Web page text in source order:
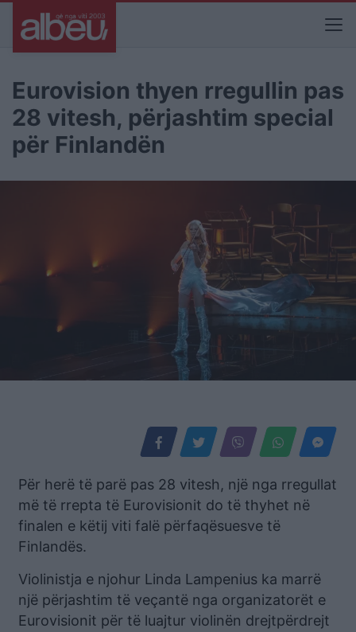
Eurovision thyen rregullin pas
28 vitesh, përjashtim special
për Finlandën
Për herë të parë pas 28 vitesh, një nga rregullat
më të rrepta të Eurovisionit do të thyhet në
finalen e këtij viti falë përfaqësuesve të
Finlandës.
Violinistja e njohur Linda Lampenius ka marrë
një përjashtim të veçantë nga organizatorët e
Eurovisionit për të luajtur violinën drejtpërdrejt